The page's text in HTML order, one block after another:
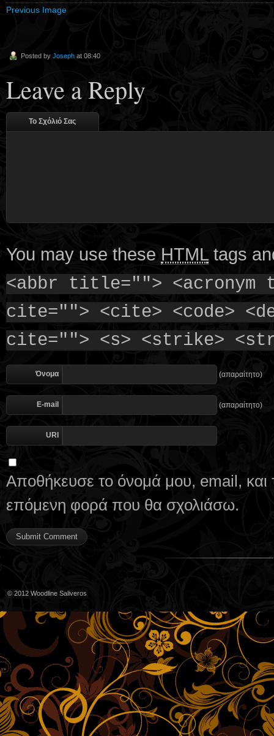
Previous Image
Posted by Joseph at 08:40
Leave a Reply
Το Σχόλιό Σας
You may use these HTML tags
<abbr title=""> <acronym
cite=""> <cite> <code>
cite=""> <s> <strike>
Όνομα (απαραίτητο)
E-mail (απαραίτητο)
URI
Αποθήκευσε το όνομά μου, email, και
επόμενη φορά που θα σχολιάσω.
© 2012 Woodline Saliveros